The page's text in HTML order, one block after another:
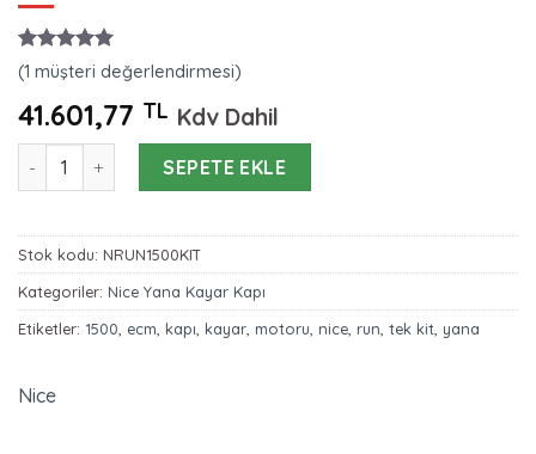
1
müşteri
puanına
dayanarak
5 üzerinden
5.00puan
(1 müşteri değerlendirmesi)
41.601,77 TL Kdv Dahil
Nice Run 1500 - Kit Yana Kayar Kapı Motoru adet
SEPETE EKLE
Stok kodu: NRUN1500KIT
Kategoriler: Nice Yana Kayar Kapı
Etiketler: 1500 ecm kapı kayar motoru nice run tek kit yana
Nice